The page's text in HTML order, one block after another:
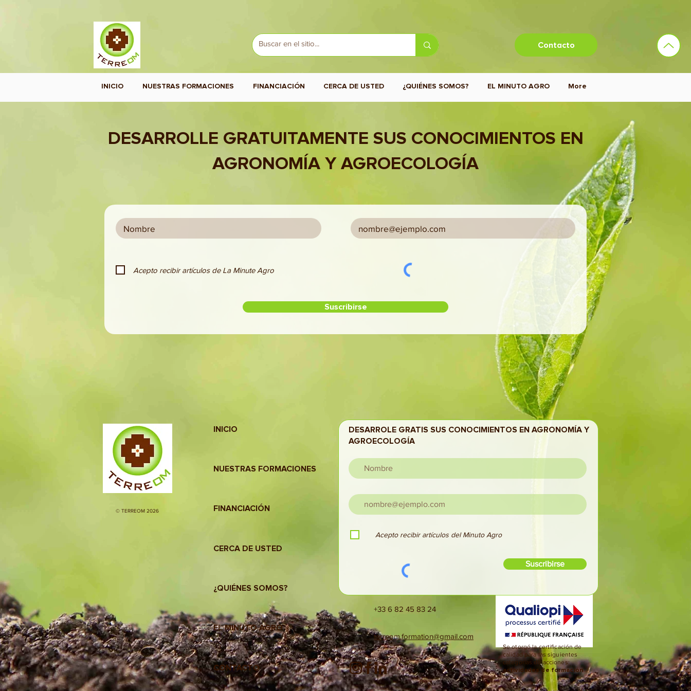
Contacto
INICIO NUESTRAS FORMACIONES FINANCIACIÓN CERCA DE USTED ¿QUIÉNES SOMOS? EL MINUTO AGRO More
DESARROLLE GRATUITAMENTE SUS CONOCIMIENTOS EN
AGRONOMÍA Y AGROECOLOGÍA
Acepto recibir artículos de La Minute Agro
Suscribirse
© TERREOM 2026
INICIO
NUESTRAS FORMACIONES
FINANCIACIÓN
CERCA DE USTED
¿QUIÉNES SOMOS?
EL MINUTO AGRO
CONTACTO
+33 6 82 45 83 24
terreom.formation@gmail.com
Se otorgó la certificación de
calidad para las siguientes
categorías de acciones:
actividades de formación
DESARROLE GRATIS SUS CONOCIMIENTOS EN AGRONOMÍA Y
AGROECOLOGÍA
Acepto recibir artículos del Minuto Agro
Suscribirse